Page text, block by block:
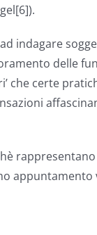
indagare
delle
che certe